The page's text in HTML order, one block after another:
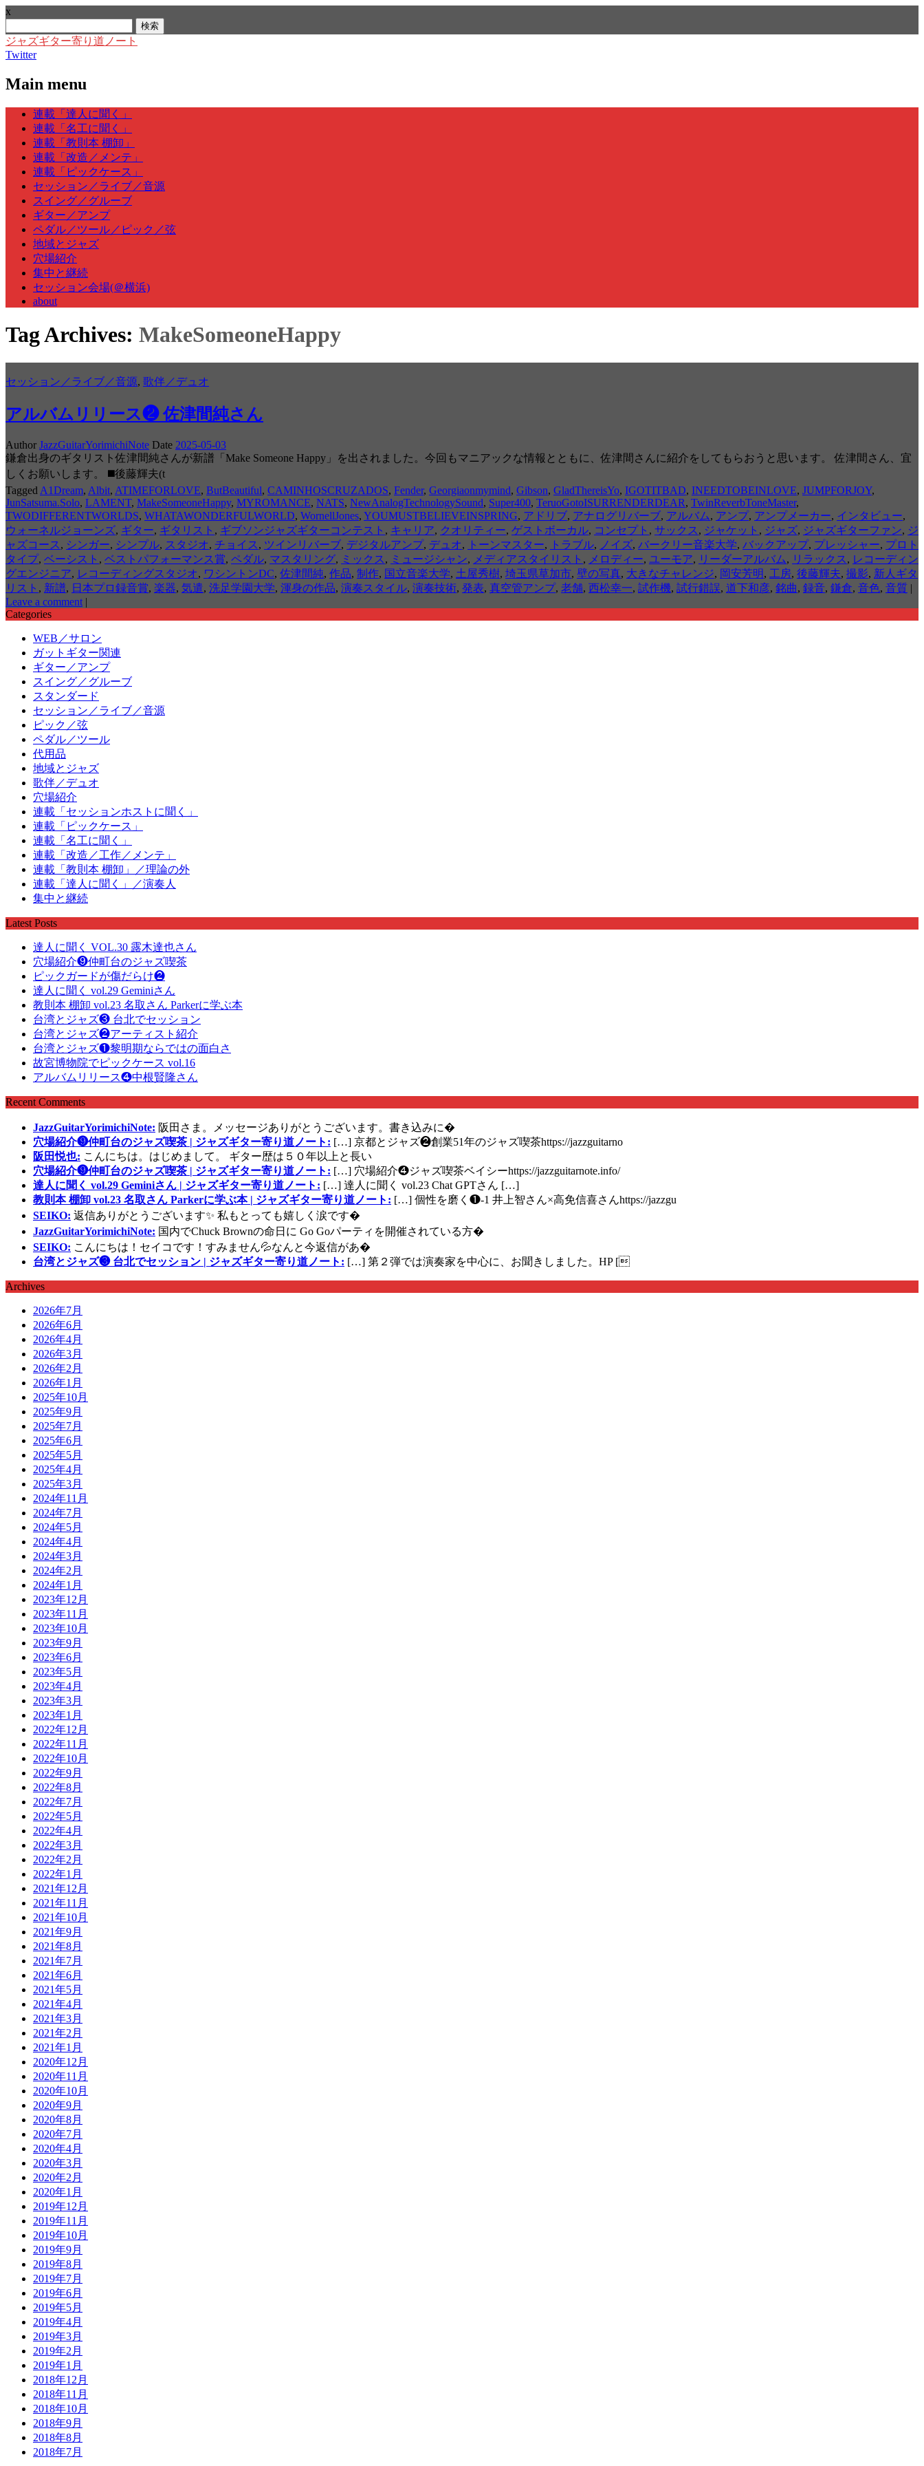
x
索:
ジャズギター寄り道ノート
Twitter
Main menu
Skip
content
連載「達人に聞く」
連載「名工に聞く」
連載「教則本 棚卸」
連載「改造／メンテ」
連載「ピックケース」
セッション／ライブ／音源
スイング／グルーブ
ギター／アンプ
ペダル／ツール／ピック／弦
地域とジャズ
穴場紹介
集中と継続
セッション会場(＠横浜)
about
Tag Archives: MakeSomeoneHappy
セッション／ライブ／音源, 歌伴／デュオ
アルバムリリース❷ 佐津間純さん
Author JazzGuitarYorimichiNote Date 2025-05-03
鎌倉出身のギタリスト佐津間純さんが新譜「Make Someone Happy」を出されました。今回もマニアックな情報とともに、佐津間さんに紹介をしてもらおうと思います。 佐津間さん、宜
しくお願いします。 ◼️後藤輝夫(t
Tagged A1Dream, Albit, ATIMEFORLOVE, ButBeautiful, CAMINHOSCRUZADOS, Fender, Georgiaonmymind, Gibson, GladThereisYo, IGOTITBAD, INEEDTOBEINLOVE, JUMPFORJOY,
JunSatsuma.Solo, LAMENT, MakeSomeoneHappy, MYROMANCE, NATS, NewAnalogTechnologySound, Super400, TeruoGotoISURRENDERDEAR, TwinReverbToneMaster,
TWODIFFERENTWORLDS, WHATAWONDERFULWORLD, WornellJones, YOUMUSTBELIEVEINSPRING, アドリブ, アナログリバーブ, アルバム, アンプ, アンプメーカー, インタビュー,
ウォーネルジョーンズ, ギター, ギタリスト , ギブソンジャズギターコンテスト , キャリア, クオリティー, ゲストボーカル, コンセプト , サックス , ジャケット , ジャズ, ジャズギターファン, ジ
ャズコース , シンガー, シンプル, スタジオ, チョイス , ツインリバーブ, デジタルアンプ, デュオ, トーンマスター, トラブル, ノイズ, バークリー音楽大学, バックアップ, プレッシャー, プロト
タイプ, ベーシスト , ベストパフォーマンス賞, ペダル, マスタリング, ミックス , ミュージシャン, メディアスタイリスト , メロディー, ユーモア, リーダーアルバム, リラックス , レコーディン
グエンジニア, レコーディングスタジオ, ワシントンDC, 佐津間純, 作品, 制作, 国立音楽大学, 土屋秀樹, 埼玉県草加市, 壁の写真, 大きなチャレンジ, 岡安芳明, 工房, 後藤輝夫, 撮影, 新人ギタ
リスト , 新譜, 日本プロ録音賞, 楽器, 気遣, 洗足学園大学, 渾身の作品, 演奏スタイル, 演奏技術, 発表, 真空管アンプ, 老舗, 西松幸一, 試作機, 試行錯誤, 道下和彦, 銘曲, 録音, 鎌倉, 音色, 音質 |
Leave a comment |
Categories
WEB／サロン
ガットギター関連
ギター／アンプ
スイング／グルーブ
スタンダード
セッション／ライブ／音源
ピック／弦
ペダル／ツール
代用品
地域とジャズ
歌伴／デュオ
穴場紹介
連載「セッションホストに聞く」
連載「ピックケース」
連載「名工に聞く」
連載「改造／工作／メンテ」
連載「教則本 棚卸」／理論の外
連載「達人に聞く」／演奏人
集中と継続
Latest Posts
達人に聞く VOL.30 露木達也さん
穴場紹介❾仲町台のジャズ喫茶
ピックガードが傷だらけ❷
達人に聞く vol.29 Geminiさん
教則本 棚卸 vol.23 名取さん Parkerに学ぶ本
台湾とジャズ❸ 台北でセッション
台湾とジャズ❷アーティスト紹介
台湾とジャズ❶黎明期ならではの面白さ
故宮博物院でピックケース vol.16
アルバムリリース❹中根賢隆さん
Recent Comments
JazzGuitarYorimichiNote: 阪田さま。メッセージありがとうございます。書き込みに�
穴場紹介❾仲町台のジャズ喫茶 | ジャズギター寄り道ノート: […] 京都とジャズ❷創業51年のジャズ喫茶https://jazzguitarno
阪田悦也: こんにちは。はじめまして。 ギター歴は５０年以上と長い
穴場紹介❾仲町台のジャズ喫茶 | ジャズギター寄り道ノート: […] 穴場紹介❹ジャズ喫茶ベイシーhttps://jazzguitarnote.info/
達人に聞く vol.29 Geminiさん | ジャズギター寄り道ノート: […] 達人に聞く vol.23 Chat GPTさん […]
教則本 棚卸 vol.23 名取さん Parkerに学ぶ本 | ジャズギター寄り道ノート: […] 個性を磨く❶-1 井上智さん×高免信喜さんhttps://jazzgu
SEIKO: 返信ありがとうございます✨ 私もとっても嬉しく涙です�
JazzGuitarYorimichiNote: 国内でChuck Brownの命日に Go Goパーティを開催されている方�
SEIKO: こんにちは！セイコです！すみません💦なんと今返信があ�
台湾とジャズ❸ 台北でセッション | ジャズギター寄り道ノート: […] 第２弾では演奏家を中心に、お聞きしました。HP [
Archives
2026年7月
2026年6月
2026年4月
2026年3月
2026年2月
2026年1月
2025年10月
2025年9月
2025年7月
2025年6月
2025年5月
2025年4月
2025年3月
2024年11月
2024年7月
2024年5月
2024年4月
2024年3月
2024年2月
2024年1月
2023年12月
2023年11月
2023年10月
2023年9月
2023年6月
2023年5月
2023年4月
2023年3月
2023年1月
2022年12月
2022年11月
2022年10月
2022年9月
2022年8月
2022年7月
2022年5月
2022年4月
2022年3月
2022年2月
2022年1月
2021年12月
2021年11月
2021年10月
2021年9月
2021年8月
2021年7月
2021年6月
2021年5月
2021年4月
2021年3月
2021年2月
2021年1月
2020年12月
2020年11月
2020年10月
2020年9月
2020年8月
2020年7月
2020年4月
2020年3月
2020年2月
2020年1月
2019年12月
2019年11月
2019年10月
2019年9月
2019年8月
2019年7月
2019年6月
2019年5月
2019年4月
2019年3月
2019年2月
2019年1月
2018年12月
2018年11月
2018年10月
2018年9月
2018年8月
2018年7月